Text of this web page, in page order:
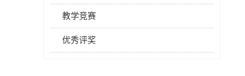
教学竞赛
优秀评奖